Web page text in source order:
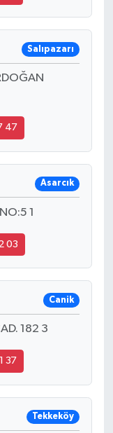
Salıpazarı
47
Asarcık
1
03
Canik
182 3
37
Tekkeköy